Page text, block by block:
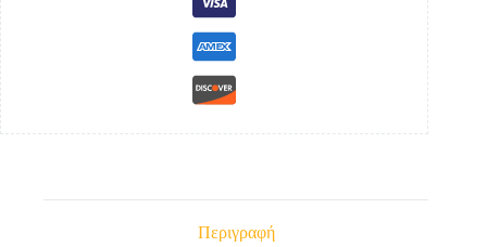
Περιγραφή